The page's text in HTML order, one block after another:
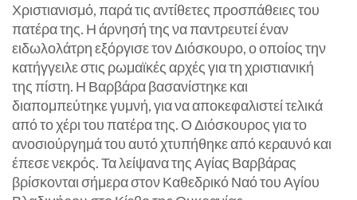
Χριστιανισμό, παρά τις αντίθετες προσπάθειες του
πατέρα της. Η άρνησή της να παντρευτεί έναν
ειδωλολάτρη εξόργισε τον Διόσκουρο, ο οποίος την
κατήγγειλε στις ρωμαϊκές αρχές για τη χριστιανική
της πίστη. Η Βαρβάρα βασανίστηκε και
διαπομπεύτηκε γυμνή, για να αποκεφαλιστεί τελικά
από το χέρι του πατέρα της. Ο Διόσκουρος για το
ανοσιούργημά του αυτό χτυπήθηκε από κεραυνό και
έπεσε νεκρός. Τα λείψανα της Αγίας Βαρβάρας
βρίσκονται σήμερα στον Καθεδρικό Ναό του Αγίου